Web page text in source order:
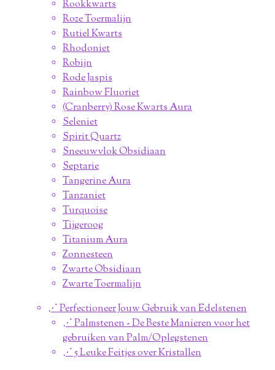
Rookkwarts
Roze Toermalijn
Rutiel Kwarts
Rhodoniet
Robijn
Rode Jaspis
Rainbow Fluoriet
(Cranberry) Rose Kwarts Aura
Seleniet
Spirit Quartz
Sneeuwvlok Obsidiaan
Septarie
Tangerine Aura
Tanzaniet
Turquoise
Tijgeroog
Titanium Aura
Zonnesteen
Zwarte Obsidiaan
Zwarte Toermalijn
⋰ Perfectioneer Jouw Gebruik van Edelstenen
⋰ Palmstenen - De Beste Manieren voor het
gebruiken van Palm/Oplegstenen
⋰ 5 Leuke Feitjes over Kristallen